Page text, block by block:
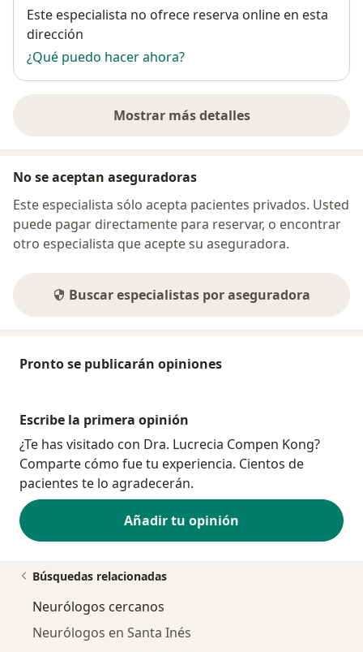
Disponibilidad
Este especialista no ofrece reserva online en esta
dirección
¿Qué puedo hacer ahora?
Mostrar más detalles
sobre la dirección
No se aceptan aseguradoras
Este especialista sólo acepta pacientes privados. Usted
puede pagar directamente para reservar, o encontrar
otro especialista que acepte su aseguradora.
Buscar especialistas por aseguradora
Pronto se publicarán opiniones
Escribe la primera opinión
¿Te has visitado con Dra. Lucrecia Compen Kong?
Comparte cómo fue tu experiencia. Cientos de
pacientes te lo agradecerán.
Añadir tu opinión
Búsquedas relacionadas
Neurólogos cercanos
Neurólogos en Santa Inés